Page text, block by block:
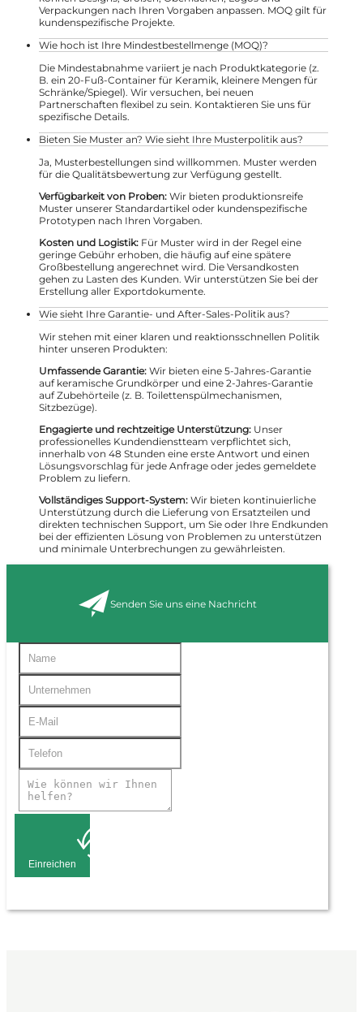
Verpackungen nach Ihren Vorgaben anpassen. MOQ gilt für
kundenspezifische Projekte.
Wie hoch ist Ihre Mindestbestellmenge (MOQ)?
Die Mindestabnahme variiert je nach Produktkategorie (z.
B. ein 20-Fuß-Container für Keramik, kleinere Mengen für
Schränke/Spiegel). Wir versuchen, bei neuen
Partnerschaften flexibel zu sein. Kontaktieren Sie uns für
spezifische Details.
Bieten Sie Muster an? Wie sieht Ihre Musterpolitik aus?
Ja, Musterbestellungen sind willkommen. Muster werden
für die Qualitätsbewertung zur Verfügung gestellt.
Verfügbarkeit von Proben: Wir bieten produktionsreife
Muster unserer Standardartikel oder kundenspezifische
Prototypen nach Ihren Vorgaben.
Kosten und Logistik: Für Muster wird in der Regel eine
geringe Gebühr erhoben, die häufig auf eine spätere
Großbestellung angerechnet wird. Die Versandkosten
gehen zu Lasten des Kunden. Wir unterstützen Sie bei der
Erstellung aller Exportdokumente.
Wie sieht Ihre Garantie- und After-Sales-Politik aus?
Wir stehen mit einer klaren und reaktionsschnellen Politik
hinter unseren Produkten:
Umfassende Garantie: Wir bieten eine 5-Jahres-Garantie
auf keramische Grundkörper und eine 2-Jahres-Garantie
auf Zubehörteile (z. B. Toilettenspülmechanismen,
Sitzbezüge).
Engagierte und rechtzeitige Unterstützung: Unser
professionelles Kundendienstteam verpflichtet sich,
innerhalb von 48 Stunden eine erste Antwort und einen
Lösungsvorschlag für jede Anfrage oder jedes gemeldete
Problem zu liefern.
Vollständiges Support-System: Wir bieten kontinuierliche
Unterstützung durch die Lieferung von Ersatzteilen und
direkten technischen Support, um Sie oder Ihre Endkunden
bei der effizienten Lösung von Problemen zu unterstützen
und minimale Unterbrechungen zu gewährleisten.
Senden Sie uns eine Nachricht
Einreichen